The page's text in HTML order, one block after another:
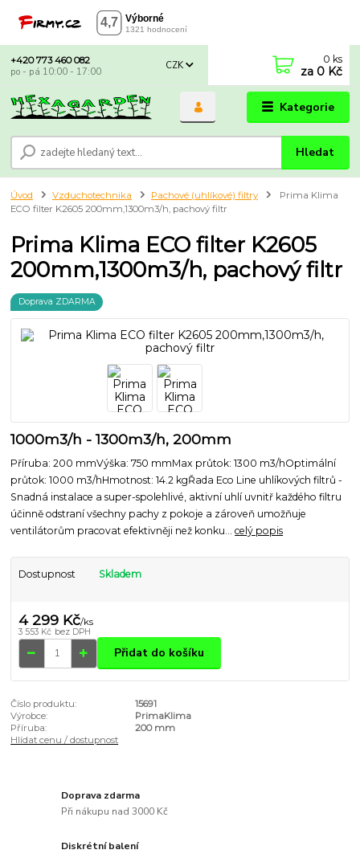
Kategorie
CZK
Hledat
+420 773 460 082
po - pá 10:00 - 17:00
0 ks
za 0 Kč
Úvod Vzduchotechnika Pachové (uhlíkové) filtry
Prima Klima
ECO filter K2605 200mm,1300m3/h, pachový filtr
Prima Klima ECO filter K2605
200mm,1300m3/h, pachový filtr
Doprava ZDARMA
1000m3/h - 1300m3/h, 200mm
Příruba: 200 mmVýška: 750 mmMax průtok: 1300 m3/hOptimální
průtok: 1000 m3/hHmotnost: 14.2 kgŘada Eco Line uhlíkových filtrů -
Snadná instalace a super-spolehlivé, aktivní uhlí uvnitř každého filtru
účinně odstraní všechny pachy z pokoje a zároveň umožňuje
ventilátorům pracovat efektivněji než konku...celý popis
Dostupnost Skladem
4 299 Kč/ks
3 553 Kč bez DPH
Přidat do košíku
Číslo produktu:
15691
Výrobce:
PrimaKlima
Příruba:
200 mm
Hlídat cenu / dostupnost
Doprava zdarma
Při nákupu nad 3000 Kč
Diskrétní balení